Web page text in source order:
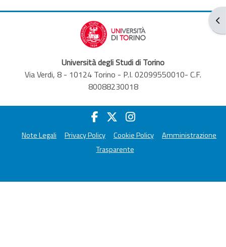
Università degli Studi di Torino
Via Verdi, 8 - 10124 Torino - P.I. 02099550010- C.F.
80088230018
Note Legali Privacy Policy Cookie Policy
Amministrazione
Trasparente